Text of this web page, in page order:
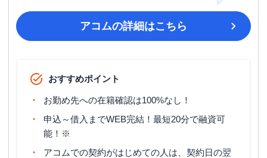
アコムの詳細はこちら
おすすめポイント
お勤め先への在籍確認は100%なし！
申込～借入までWEB完結！最短20分で融資可
能！※
アコムでの契約がはじめての人は、契約日の翌